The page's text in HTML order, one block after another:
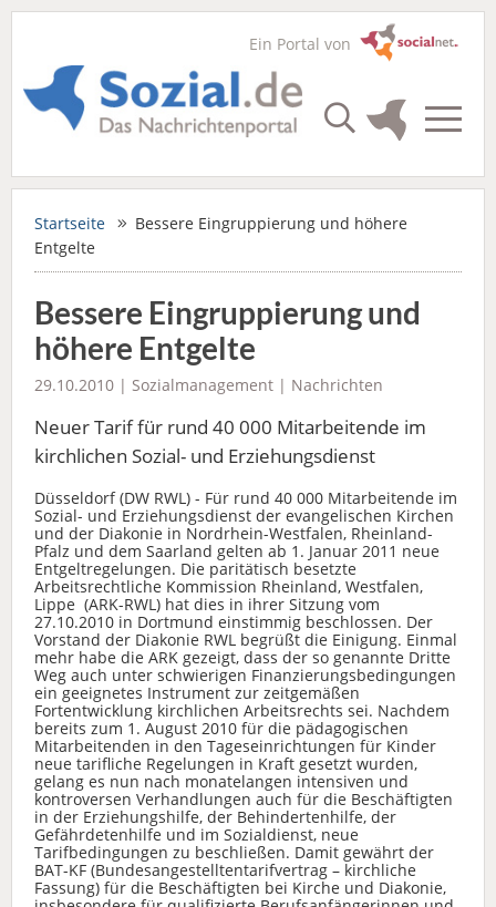
Ein Portal von
Startseite
Bessere Eingruppierung und höhere
Entgelte
Bessere Eingruppierung und
höhere Entgelte
29.10.2010 | Sozialmanagement | Nachrichten
Neuer Tarif für rund 40 000 Mitarbeitende im
kirchlichen Sozial- und Erziehungsdienst
Düsseldorf (DW RWL) - Für rund 40 000 Mitarbeitende im
Sozial- und Erziehungsdienst der evangelischen Kirchen
und der Diakonie in Nordrhein-Westfalen, Rheinland-
Pfalz und dem Saarland gelten ab 1. Januar 2011 neue
Entgeltregelungen. Die paritätisch besetzte
Arbeitsrechtliche Kommission Rheinland, Westfalen,
Lippe (ARK-RWL) hat dies in ihrer Sitzung vom
27.10.2010 in Dortmund einstimmig beschlossen. Der
Vorstand der Diakonie RWL begrüßt die Einigung. Einmal
mehr habe die ARK gezeigt, dass der so genannte Dritte
Weg auch unter schwierigen Finanzierungsbedingungen
ein geeignetes Instrument zur zeitgemäßen
Fortentwicklung kirchlichen Arbeitsrechts sei. Nachdem
bereits zum 1. August 2010 für die pädagogischen
Mitarbeitenden in den Tageseinrichtungen für Kinder
neue tarifliche Regelungen in Kraft gesetzt wurden,
gelang es nun nach monatelangen intensiven und
kontroversen Verhandlungen auch für die Beschäftigten
in der Erziehungshilfe, der Behindertenhilfe, der
Gefährdetenhilfe und im Sozialdienst, neue
Tarifbedingungen zu beschließen. Damit gewährt der
BAT-KF (Bundesangestelltentarifvertrag – kirchliche
Fassung) für die Beschäftigten bei Kirche und Diakonie,